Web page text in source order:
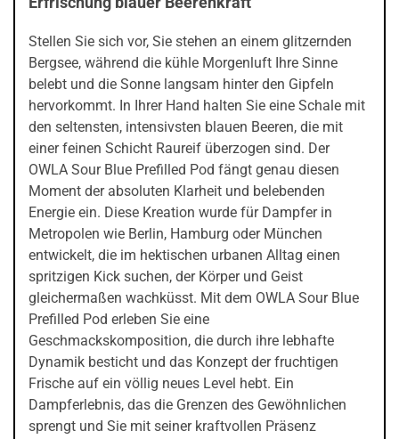
Stellen Sie sich vor, Sie stehen an einem glitzernden
Bergsee, während die kühle Morgenluft Ihre Sinne
belebt und die Sonne langsam hinter den Gipfeln
hervorkommt. In Ihrer Hand halten Sie eine Schale mit
den seltensten, intensivsten blauen Beeren, die mit
einer feinen Schicht Raureif überzogen sind. Der
OWLA Sour Blue Prefilled Pod fängt genau diesen
Moment der absoluten Klarheit und belebenden
Energie ein. Diese Kreation wurde für Dampfer in
Metropolen wie Berlin, Hamburg oder München
entwickelt, die im hektischen urbanen Alltag einen
spritzigen Kick suchen, der Körper und Geist
gleichermaßen wachküsst. Mit dem OWLA Sour Blue
Prefilled Pod erleben Sie eine
Geschmackskomposition, die durch ihre lebhafte
Dynamik besticht und das Konzept der fruchtigen
Frische auf ein völlig neues Level hebt. Ein
Dampferlebnis, das die Grenzen des Gewöhnlichen
sprengt und Sie mit seiner kraftvollen Präsenz